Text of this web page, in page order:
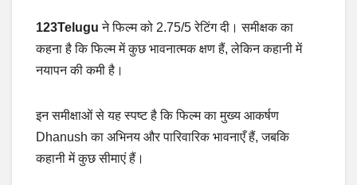
123Telugu ने फिल्म को 2.75/5 रेटिंग दी। समीक्षक का
कहना है कि फिल्म में कुछ भावनात्मक क्षण हैं, लेकिन कहानी में
नयापन की कमी है।
इन समीक्षाओं से यह स्पष्ट है कि फिल्म का मुख्य आकर्षण
Dhanush का अभिनय और पारिवारिक भावनाएँ हैं, जबकि
कहानी में कुछ सीमाएं हैं।